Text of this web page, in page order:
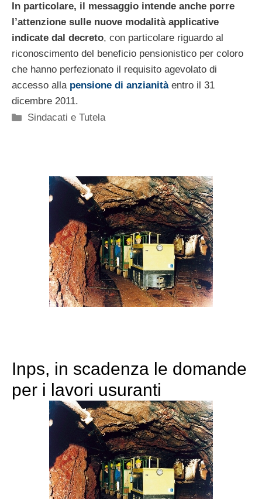
In particolare, il messaggio intende anche porre
l’attenzione sulle nuove modalità applicative
indicate dal decreto, con particolare riguardo al
riconoscimento del beneficio pensionistico per coloro
che hanno perfezionato il requisito agevolato di
accesso alla pensione di anzianitàentro il 31
dicembre 2011.
Categorie
Sindacati e Tutela
Inps, in scadenza le domande
per i lavori usuranti